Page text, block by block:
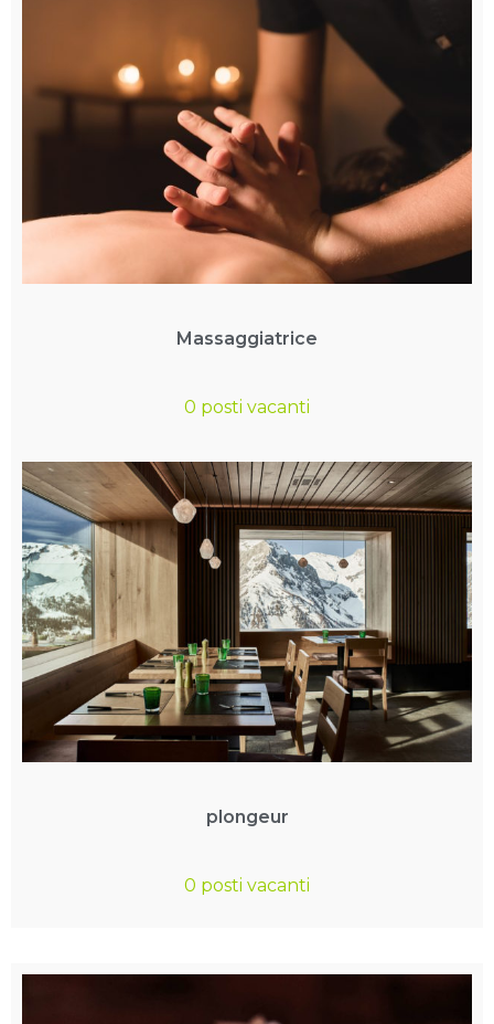
Massaggiatrice
0 posti vacanti
plongeur
0 posti vacanti